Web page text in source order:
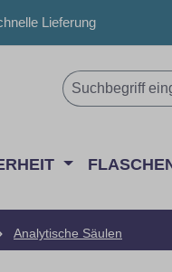
Lieferung
Analytische Säulen